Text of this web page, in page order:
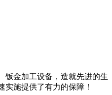
钣金加工设备，造就先进的生
实施提供了有力的保障！